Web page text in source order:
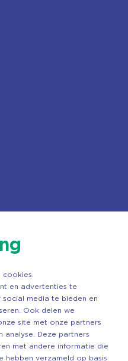
en advertenties te
media te bieden en
Ook delen we
site met onze partners
analyse. Deze partners
met andere informatie die
hebben verzameld op basis